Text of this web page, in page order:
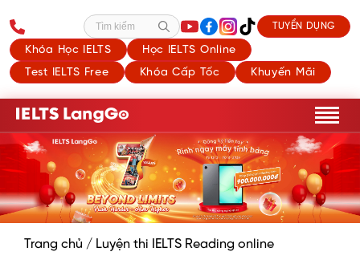
Khóa Học IELTS
Học IELTS Online
Test IELTS Free
Khóa Cấp Tốc Khuyến Mãi
Tìm kiếm TUYỂN DỤNG
Trang chủ / Luyện thi IELTS Reading online